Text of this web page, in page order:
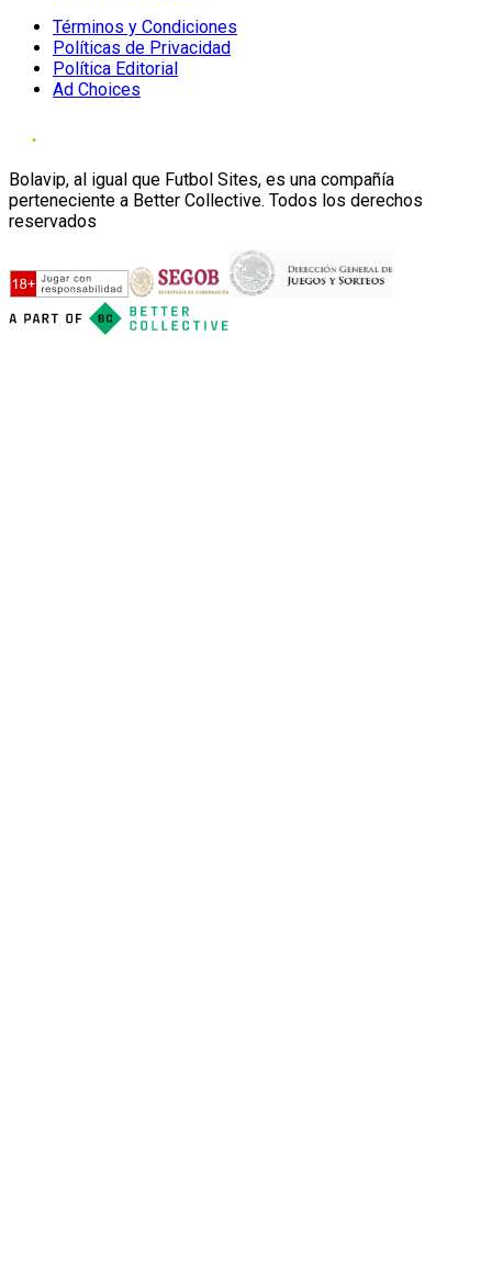
Términos y Condiciones
Políticas de Privacidad
Política Editorial
Ad Choices
Bolavip, al igual que Futbol Sites, es una compañía
perteneciente a Better Collective. Todos los derechos
reservados